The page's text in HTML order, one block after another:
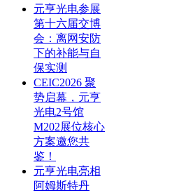
元亨光电参展
第十六届交博
会：离网安防
下的补能与自
保实测
CEIC2026 聚
势启幕，元亨
光电2号馆
M202展位核心
方案邀您共
鉴！
元亨光电亮相
阿姆斯特丹